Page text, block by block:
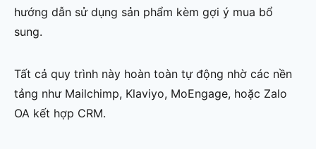
hướng dẫn sử dụng sản phẩm kèm gợi ý mua bổ
sung.
Tất cả quy trình này hoàn toàn tự động nhờ các nền
tảng như Mailchimp, Klaviyo, MoEngage, hoặc Zalo
OA kết hợp CRM.